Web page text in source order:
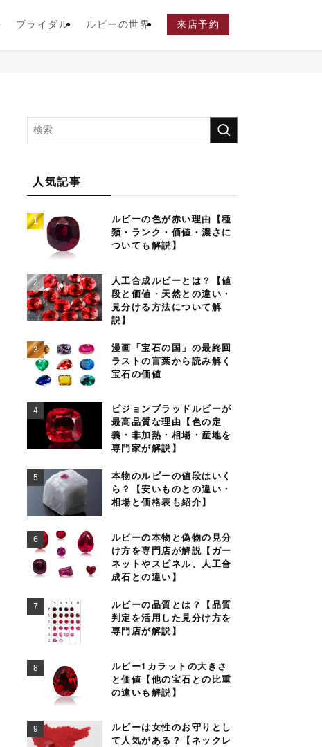
ブライダル ルビーの世界 来店予約
人気記事
ルビーの色が赤い理由【種
類・ランク・価値・濃さに
ついても解説】
人工合成ルビーとは？【値
段と価値・天然との違い・
見分ける方法について解
説】
漫画「宝石の国」の最終回
ラストの言葉から読み解く
宝石の価値
ピジョンブラッドルビーが
最高品質な理由【色の定
義・非加熱・相場・産地を
専門家が解説】
本物のルビーの値段はいく
ら？【安いものとの違い・
相場と価格表も紹介】
ルビーの本物と偽物の見分
け方を専門店が解説【ガー
ネットやスピネル、人工合
成石との違い】
ルビーの品質とは？【品質
判定を活用した見分け方を
専門店が解説】
ルビー1カラットの大きさ
と価値【他の宝石との比重
の違いも解説】
ルビーは女性のお守りとし
て人気がある？【ネックレ